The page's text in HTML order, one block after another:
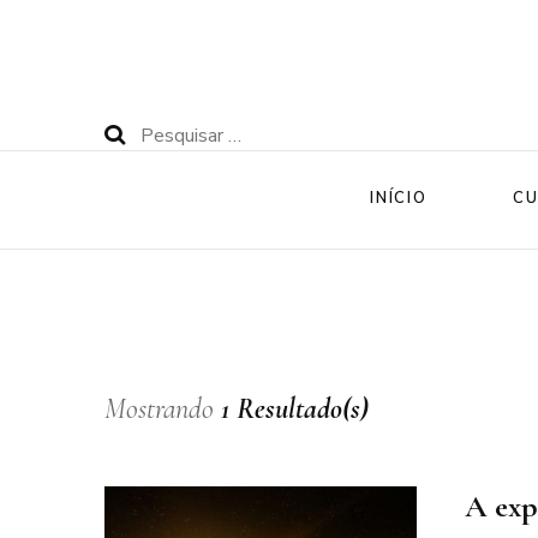
Pesquisar
INÍCIO
Mostrando 1 Resultado(s)
A